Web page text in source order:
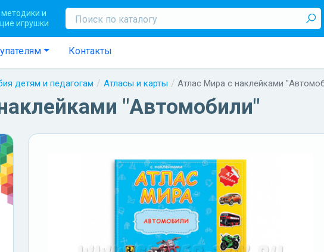
и
игрушки
Контакты
детям и педагогам Атласы и карты Атлас Мира с наклейками
"Автомобили"